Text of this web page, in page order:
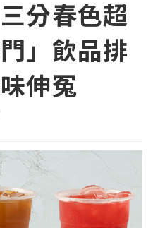
分春色超
」飲品排
伸冤